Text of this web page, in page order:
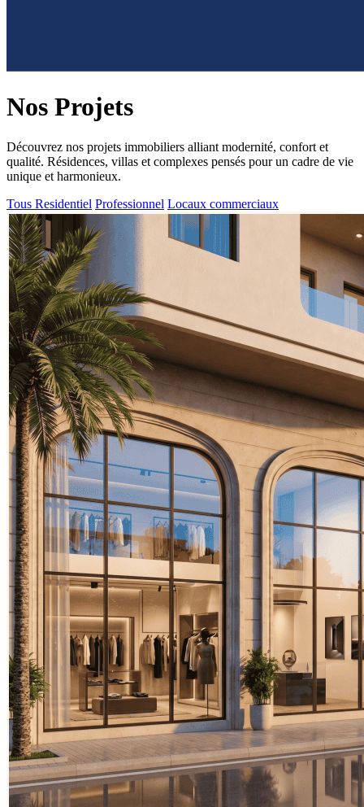
Nos Projets
Découvrez nos projets immobiliers alliant modernité, confort et
qualité. Résidences, villas et complexes pensés pour un cadre de vie
unique et harmonieux.
Tous Residentiel Professionnel Locaux commerciaux